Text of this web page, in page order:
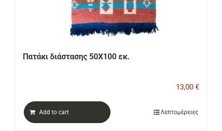
Πατάκι διάστασης 50Χ100 εκ.
13,00 €
Add to cart Λεπτομέρειες